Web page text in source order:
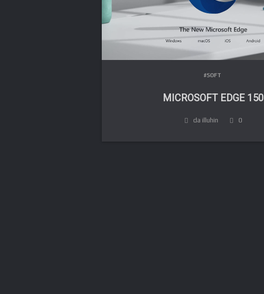
#SOFT
MICROSOFT EDGE 150
da illuhin 0